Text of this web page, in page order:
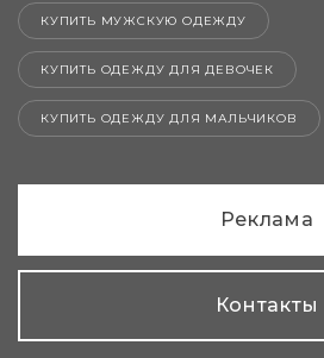
КУПИТЬ МУЖСКУЮ ОДЕЖДУ
КУПИТЬ ОДЕЖДУ ДЛЯ ДЕВОЧЕК
КУПИТЬ ОДЕЖДУ ДЛЯ МАЛЬЧИКОВ
Реклама
Контакты